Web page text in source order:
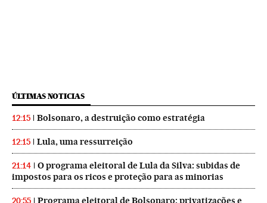
ÚLTIMAS NOTICIAS
12:15 Bolsonaro, a destruição como estratégia
12:15 Lula, uma ressurreição
21:14
O programa eleitoral de Lula da Silva: subidas de
impostos para os ricos e proteção para as minorias
20:55
Programa eleitoral de Bolsonaro: privatizações e